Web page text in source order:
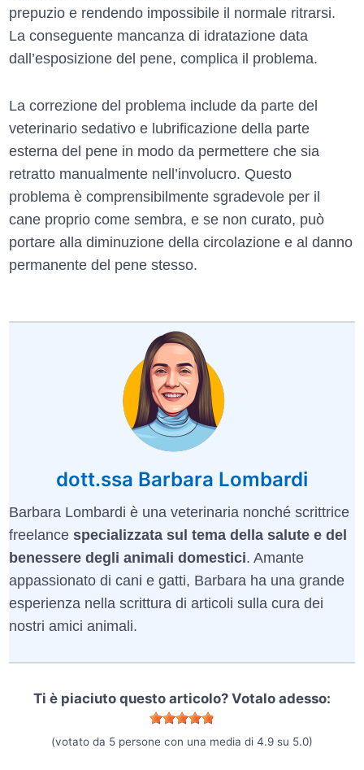
prepuzio e rendendo impossibile il normale ritrarsi.
La conseguente mancanza di idratazione data
dall’esposizione del pene, complica il problema.
La correzione del problema include da parte del
veterinario sedativo e lubrificazione della parte
esterna del pene in modo da permettere che sia
retratto manualmente nell’involucro. Questo
problema è comprensibilmente sgradevole per il
cane proprio come sembra, e se non curato, può
portare alla diminuzione della circolazione e al danno
permanente del pene stesso.
dott.ssa Barbara Lombardi
Barbara Lombardi è una veterinaria nonché scrittrice
freelance specializzata sul tema della salute e del
benessere degli animali domestici. Amante
appassionato di cani e gatti, Barbara ha una grande
esperienza nella scrittura di articoli sulla cura dei
nostri amici animali.
Ti è piaciuto questo articolo? Votalo adesso:
(votato da 5 persone con una media di 4.9 su 5.0)